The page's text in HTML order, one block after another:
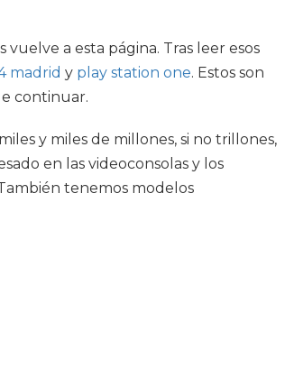
a esta página. Tras leer esos
madrid y play station one. Estos son
continuar.
y miles de millones, si no trillones,
en las videoconsolas y los
tenemos modelos